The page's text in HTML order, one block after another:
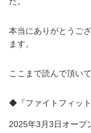
本当にありがとうご
ます。
ここまで読んで頂い
◆『ファイトフィット
2025年3月3日オープ